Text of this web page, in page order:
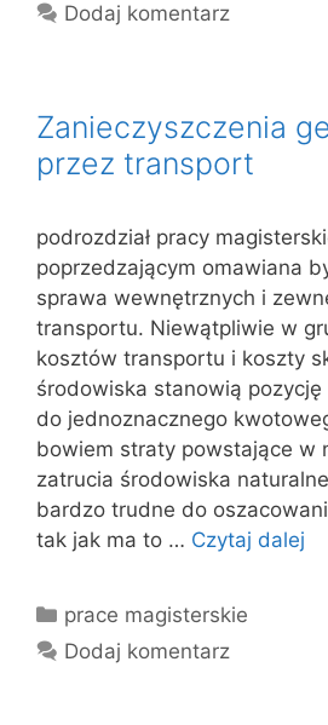
Dodaj komentarz
Zanieczyszczenia
przez transport
podrozdział pracy
poprzedzającym omawiana
sprawa wewnętrznych i
transportu. Niewątpliwie w
kosztów transportu i koszty
środowiska stanowią
do jednoznacznego
bowiem straty powstające w
zatrucia środowiska
bardzo trudne do
tak jak ma to … Czytaj dalej
Kategorie
prace magisterskie
Dodaj komentarz